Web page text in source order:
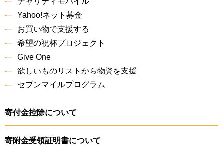
Yahoo!ネット募金
お買い物で支援する
希望の祝杯プロジェクト
Give One
欲しいものリストから物資を支援
セブンマイルプログラム
寄付金控除について
寄附金受領証明書について